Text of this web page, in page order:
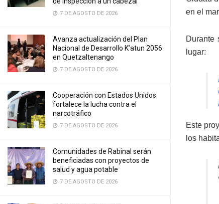
7 DE AGOSTO DE 2026
Avanza actualización del Plan
Nacional de Desarrollo K’atun 2056
en Quetzaltenango
7 DE AGOSTO DE 2026
Cooperación con Estados Unidos
fortalece la lucha contra el
narcotráfico
7 DE AGOSTO DE 2026
Comunidades de Rabinal serán
beneficiadas con proyectos de
salud y agua potable
7 DE AGOSTO DE 2026
en el
Durante
lugar:
Este
los